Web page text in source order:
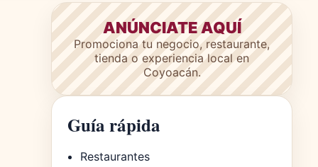
ANÚNCIATE AQUÍ
Promociona tu negocio, restaurante,
tienda o experiencia local en
Coyoacán.
Guía rápida
Restaurantes